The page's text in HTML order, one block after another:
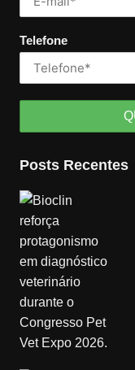
Telefone
Posts Recentes